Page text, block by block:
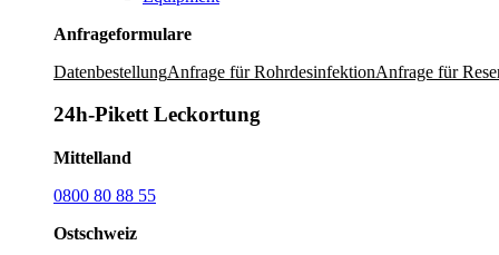
Anfrageformulare
DatenbestellungAnfrage für RohrdesinfektionAnfrage für
24h-Pikett Leckortung
Mittelland
0800 80 88 55
Ostschweiz